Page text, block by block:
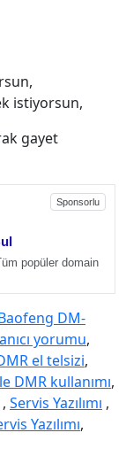
istiyorsun,
gayet
Sponsorlu
popüler domain
DM-
yorumu,
el telsizi,
DMR kullanımı,
, Servis Yazılımı ,
Yazılımı,